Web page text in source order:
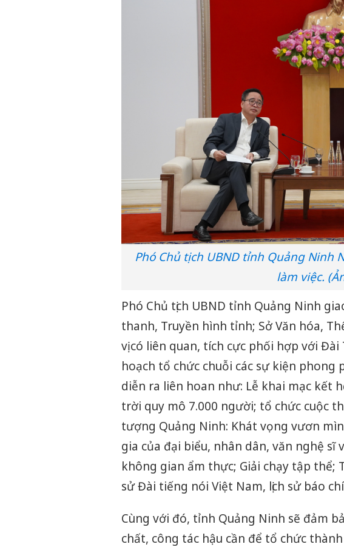
Phó Chủ tịch UBND tỉnh Quảng
làm việc.
Phó Chủ tịch UBND tỉnh Quảng Ninh
thanh, Truyền hình tỉnh; Sở Văn hóa,
vị có liên quan, tích cực phối hợp với
hoạch tổ chức chuỗi các sự kiện
diễn ra liên hoan như: Lễ khai mạc kết
trời quy mô 7.000 người; tổ chức cuộc
tượng Quảng Ninh: Khát vọng vươn
gia của đại biểu, nhân dân, văn nghệ sĩ
không gian ẩm thực; Giải chạy tập thể;
sử Đài tiếng nói Việt Nam, lịch sử báo
Cùng với đó, tỉnh Quảng Ninh sẽ đảm
chất, công tác hậu cần để tổ chức